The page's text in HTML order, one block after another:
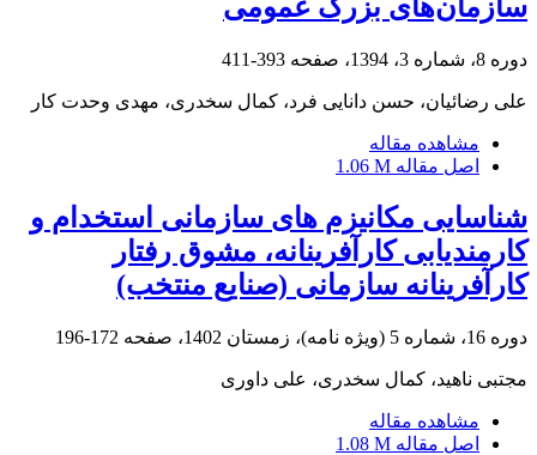
سازمان‌های بزرگ عمومی
دوره 8، شماره 3، 1394، صفحه 393-411
علی رضائیان، حسن دانایی فرد، کمال سخدری، مهدی وحدت کار
مشاهده مقاله
اصل مقاله 1.06 M
شناسایی مکانیزم های سازمانی استخدام و
کارمندیابی کارآفرینانه، مشوق رفتار
کارآفرینانه سازمانی (صنایع منتخب)
دوره 16، شماره 5 (ویژه نامه)، زمستان 1402، صفحه 172-196
مجتبی ناهید، کمال سخدری، علی داوری
مشاهده مقاله
اصل مقاله 1.08 M